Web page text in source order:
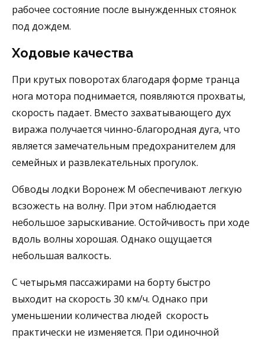
рабочее состояние после вынужденных стоянок
под дождем.
Ходовые качества
При крутых поворотах благодаря форме транца
нога мотора поднимается, появляются прохваты,
скорость падает. Вместо захватывающего дух
виража получается чинно-благородная дуга, что
является замечательным предохранителем для
семейных и развлекательных прогулок.
Обводы лодки Воронеж М обеспечивают легкую
всзожесть на волну. При этом наблюдается
небольшое зарыскивание. Остойчивость при ходе
вдоль волны хорошая. Однако ощущается
небольшая валкость.
С четырьмя пассажирами на борту быстро
выходит на скорость 30 км/ч. Однако при
уменьшении количества людей скорость
практически не изменяется. При одиночной